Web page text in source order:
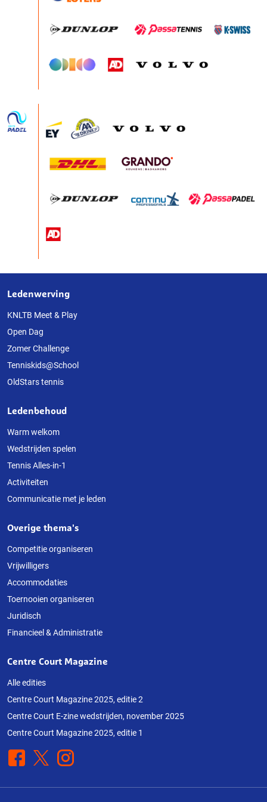
Over
deze
website
Ledenwerving
KNLTB Meet & Play
Open Dag
Zomer Challenge
Tenniskids@School
OldStars tennis
Ledenbehoud
Warm welkom
Wedstrijden spelen
Tennis Alles-in-1
Activiteiten
Communicatie met je leden
Overige thema's
Competitie organiseren
Vrijwilligers
Accommodaties
Toernooien organiseren
Juridisch
Financieel & Administratie
Centre Court Magazine
Alle edities
Centre Court Magazine 2025, editie 2
Centre Court E-zine wedstrijden, november 2025
Centre Court Magazine 2025, editie 1
Facebook
X Instagram